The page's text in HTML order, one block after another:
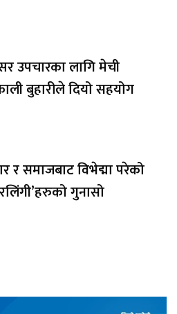
उपचारका लागि मेची
बुहारीले दियो सहयोग
र समाजबाट विभेद्मा परेको
गुनासो